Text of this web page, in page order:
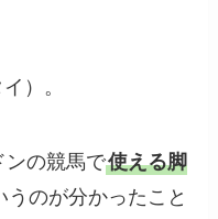
）。
ンの競馬で使える脚
うのが分かったこと